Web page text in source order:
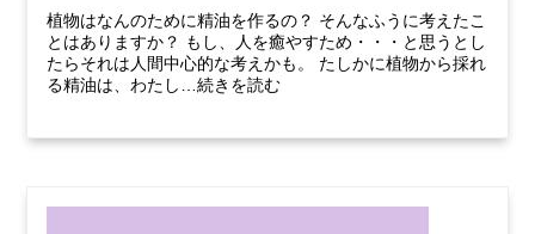
植物はなんのために精油を作るの？ そんなふうに考えたこ
とはありますか？ もし、人を癒やすため・・・と思うとし
たらそれは人間中心的な考えかも。 たしかに植物から採れ
る精油は、わたし…続きを読む